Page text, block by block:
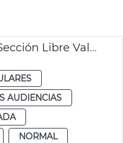
Primera sesión CIBM Sección Libre València
AUDIENCIAS
NORMAL